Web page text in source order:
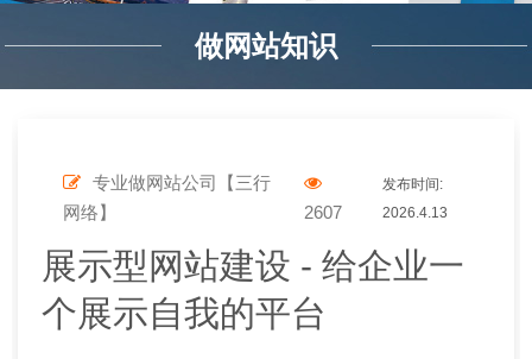
做网站知识
专业做网站公司【三行
网络】
2607
发布时间:
2026.4.13
展示型网站建设 - 给企业一
个展示自我的平台